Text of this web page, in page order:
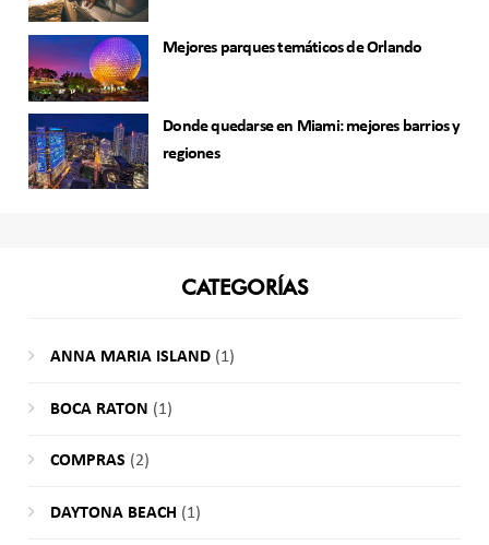
Mejores parques temáticos de Orlando
Donde quedarse en Miami: mejores barrios y
regiones
CATEGORÍAS
ANNA MARIA ISLAND(1)
BOCA RATON (1)
COMPRAS (2)
DAYTONA BEACH (1)